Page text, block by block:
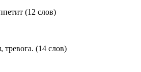
(12 слов)
тревога. (14 слов)